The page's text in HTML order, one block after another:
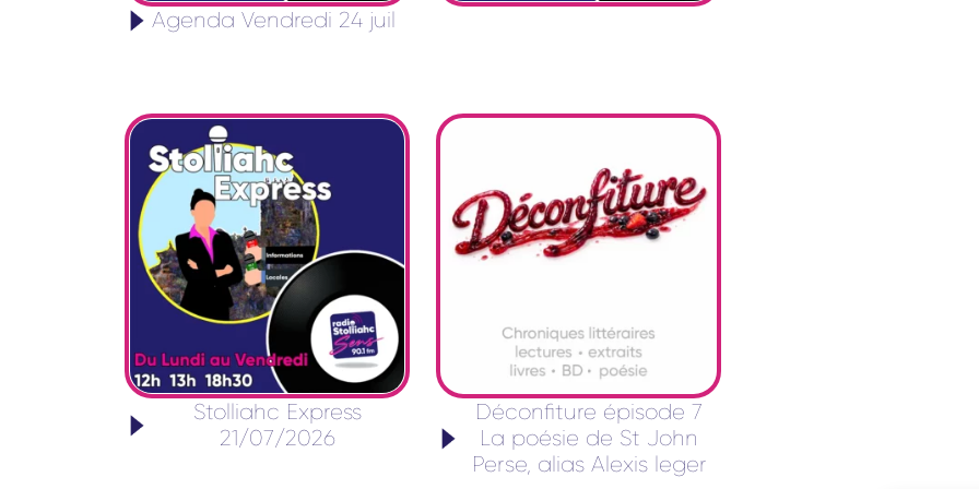
Agenda Vendredi 24 juil
Stolliahc Express
21/07/2026
Déconfiture épisode 7
La poésie de St John
Perse, alias Alexis leger